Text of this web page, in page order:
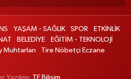
YAŞAM - SAĞLIK SPOR
ETKİNLİK
BELEDİYE
EĞİTİM - TEKNOLOJİ
Muhtarları
Tire Nöbetçi Eczane
Yazılımı: TE Bilişim